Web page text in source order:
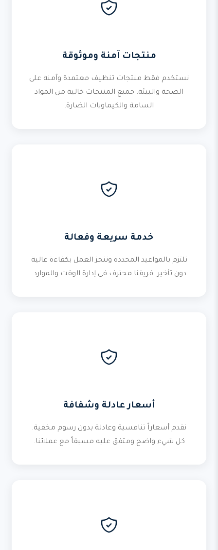
منتجات آمنة وموثوقة
نستخدم فقط منتجات تنظيف معتمدة وآمنة على
الصحة والبيئة. جميع المنتجات خالية من المواد
السامة والكيماويات الضارة.
خدمة سريعة وفعالة
نلتزم بالمواعيد المحددة وننجز العمل بكفاءة عالية
دون تأخير. فريقنا محترف في إدارة الوقت والموارد.
أسعار عادلة وشفافة
نقدم أسعاراً تنافسية وعادلة بدون رسوم مخفية.
كل شيء واضح ومتفق عليه مسبقاً مع عملائنا.